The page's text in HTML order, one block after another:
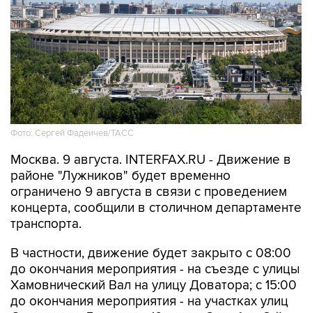
Фото: Сергей Фадеичев/ТАСС
Москва. 9 августа. INTERFAX.RU - Движение в
ограничено 9 августа в связи с проведением
концерта, сообщили в столичном департаменте
транспорта.
В частности, движение будет закрыто с 08:00
Хамовнический Вал на улицу Доватора; с 15:00
до окончания мероприятия - на участках улиц
Савельева, Доватора, 10-летия Октября, 3-й
Фрунзенской, Ефремова и Трубецкой, в